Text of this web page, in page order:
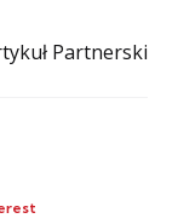
Partnerski